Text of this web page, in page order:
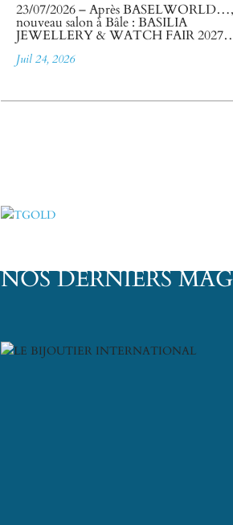
23/07/2026 – Après BASELWORLD…,
nouveau salon à Bâle : BASILIA
JEWELLERY & WATCH FAIR
Juil 24, 2026
NOS DERNIERS